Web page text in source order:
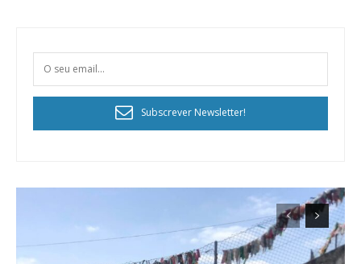
Subscrever Newsletter!